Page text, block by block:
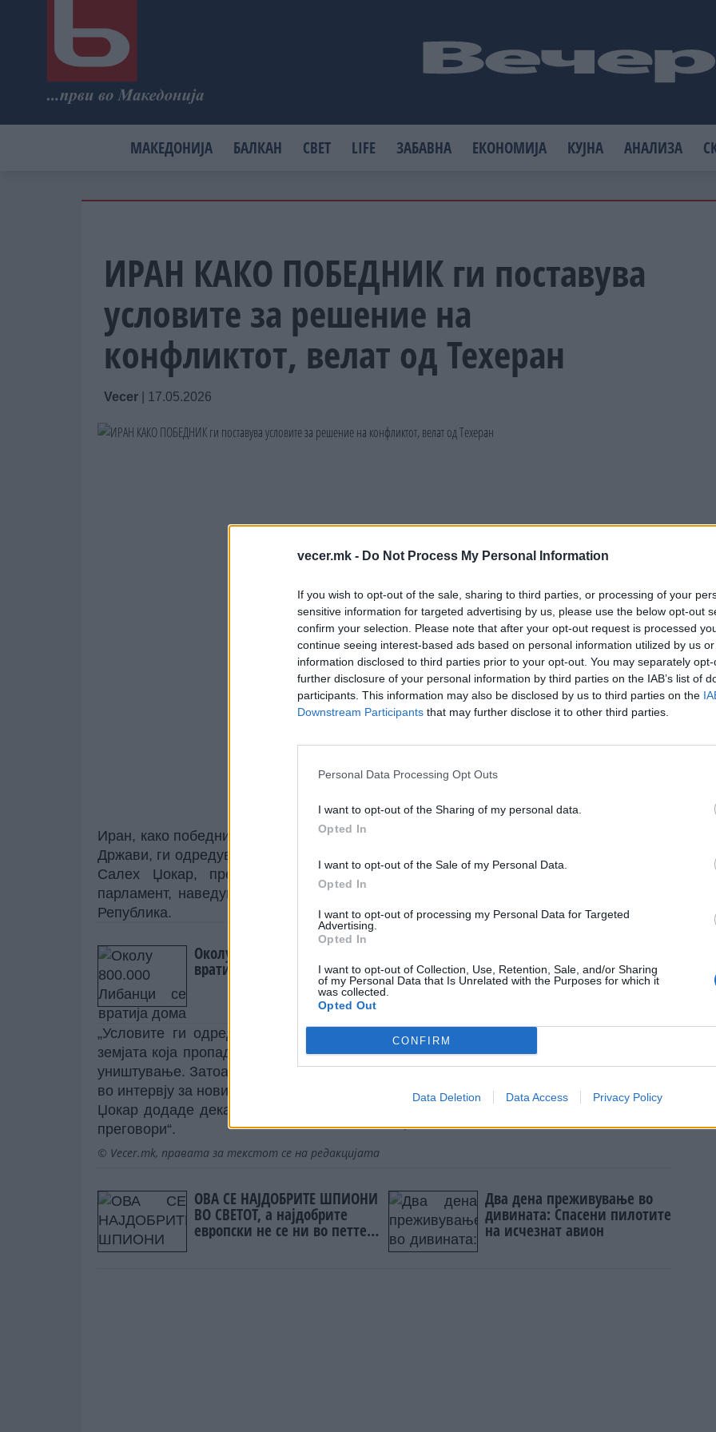
vecer.mk - Do Not Process My Personal Information
If you wish to opt-out of the sale, sharing to third parties, or processing of your
sensitive information for targeted advertising by us, please use the below opt-out
confirm your selection. Please note that after your opt-out request is processed
continue seeing interest-based ads based on personal information utilized by us
information disclosed to third parties prior to your opt-out. You may separately
further disclosure of your personal information by third parties on the IAB’s list of
participants. This information may also be disclosed by us to third parties on the
Downstream Participants that may further disclose it to other third parties.
Personal Data Processing Opt Outs
I want to opt-out of the Sharing of my personal data.
Opted In
I want to opt-out of the Sale of my Personal Data.
Opted In
I want to opt-out of processing my Personal Data for Targeted
Advertising.
Opted In
I want to opt-out of Collection, Use, Retention, Sale, and/or Sharing
of my Personal Data that Is Unrelated with the Purposes for which it
was collected.
Opted Out
CONFIRM
Data Deletion Data Access Privacy Policy
МАКЕДОНИЈА БАЛКАН СВЕТ LIFE ЗАБАВНА ЕКОНОМИЈА КУЈНА АНАЛИЗА
ИРАН КАКО ПОБЕДНИК ги поставува
условите за решение на
конфликтот, велат од Техеран
Vecer 17.05.2026
Иран, како победничка страна во конфликтот со Израел и Соединетите Американски
Држави, ги одредува условите за идното решавање на конфликтот, порача Мохамед
Салех Џокар, претседател на Одборот за внатрешни работи на иранскиот
парламент, наведувајќи дека планот од 10 точки е „црвена линија“ за Исламската
Република.
Околу 800.000 Либанци се
вратија дома Европејците и Русите тајно
разговарале за мирот во
„Условите ги одредува земјата која победила на бојното поле, а не владата на
земјата која пропаднала, која не успеала да ги оствари своите цели и донела само
уништување. Затоа, Американците мора да ги прифатат нашите услови“, рече Џокар
во интервју за новинската агенција „Мехр“.
Џокар додаде дека иранските услови од 10 точки се „црвена линија за какви било
преговори“.
© Vecer.mk, правата за текстот се на редакцијата
ОВА СЕ НАЈДОБРИТЕ ШПИОНИ
ВО СВЕТОТ, а најдобрите
европски не се ни во петте
најдобри светски
Два дена преживување во
дивината: Спасени пилотите
на исчезнат авион